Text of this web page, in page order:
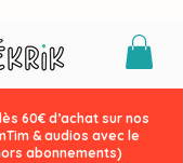
60€ d’achat sur nos
& audios avec le
abonnements)